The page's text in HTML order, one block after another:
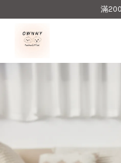
滿
您的購物車